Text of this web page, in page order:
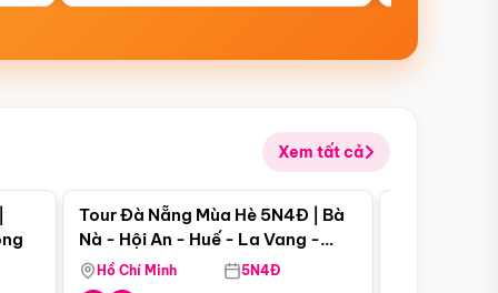
Xem tất cả
Điểm nổi bật
Tour Đà Nẵng Mùa Hè 5N4Đ | Bà
Nà - Hội An - Huế - La Vang -
Động Thiên Đường
Hồ Chí Minh 5N4Đ